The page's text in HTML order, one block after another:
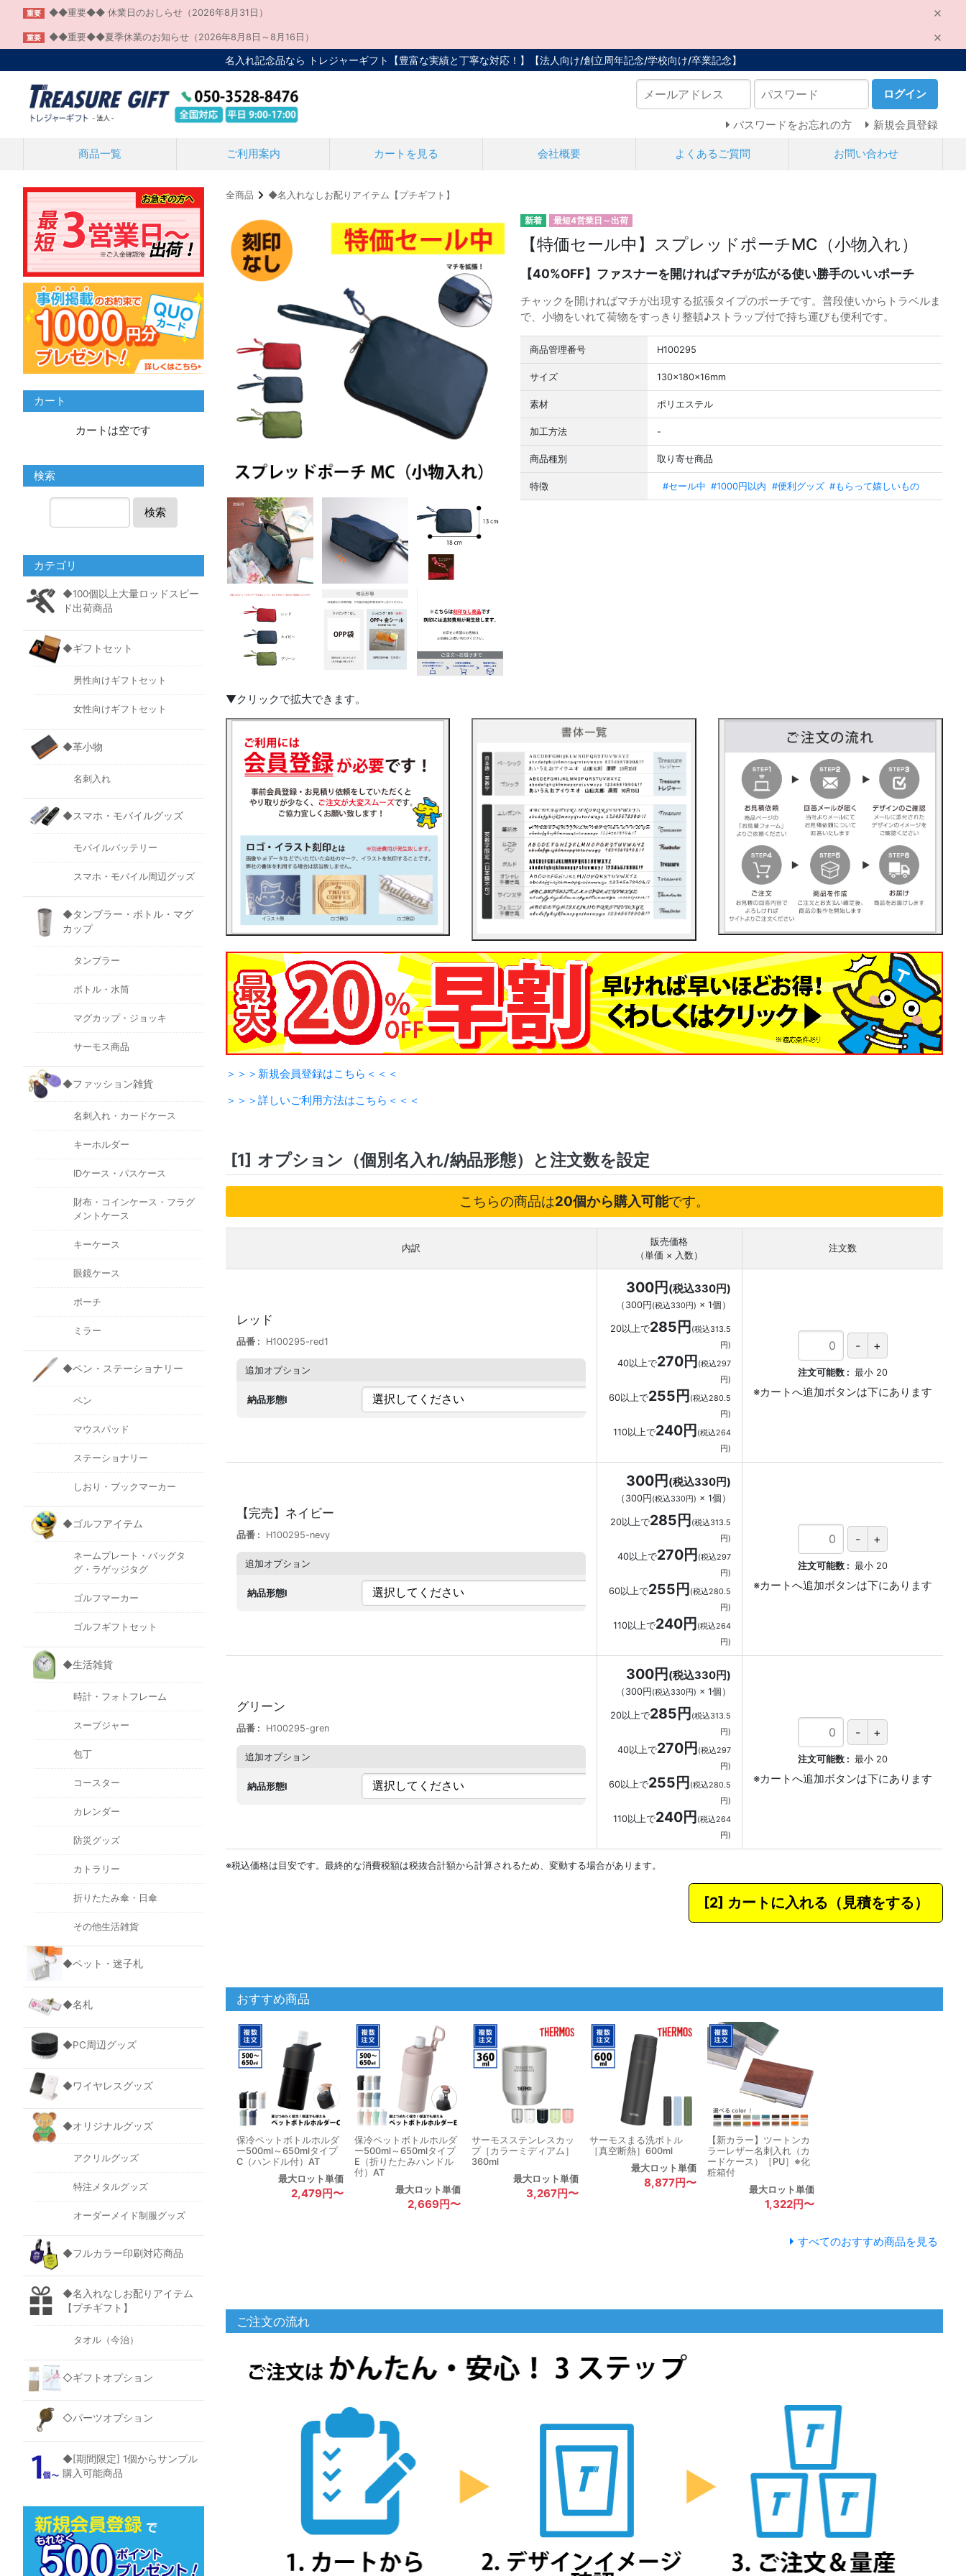
重要 ◆◆重要◆◆ 休業日のおしらせ（2026年8月31日）
重要 ◆◆重要◆◆夏季休業のお知らせ（2026年8月8日～8月16日）
名入れ記念品なら トレジャーギフト【豊富な実績と丁寧な対応！】 【法人向け/創立周年記念/学校向け/卒業記念】
ログイン
パスワードをお忘れの方 新規会員登録
商品一覧 ご利用案内 カートを見る 会社概要 よくあるご質問 お問い合わせ
全商品 ◆名入れなしお配りアイテム【プチギフト】
最短4営業日～出荷
【特価セール中】スプレッドポーチMC（小物入れ）
【40%OFF】ファスナーを開ければマチが広がる使い勝手のいいポーチ
チャックを開ければマチが出現する拡張タイプのポーチです。普段使いからトラベルま
で、小物をいれて荷物をすっきり整頓♪ストラップ付で持ち運びも便利です。
商品管理番号 H100295
サイズ 130×180×16mm
素材 ポリエステル
加工方法 -
商品種別 取り寄せ商品
特徴 #セール中 #1000円以内 #便利グッズ #もらって嬉しいもの
▼クリックで拡大できます。
＞＞＞新規会員登録はこちら＜＜＜
＞＞＞詳しいご利用方法はこちら＜＜＜
[1] オプション（個別名入れ/納品形態）と注文数を設定
こちらの商品は20個から購入可能です。
内訳
販売価格
（単価 × 入数）
注文数
レッド
品番 H100295-red1
追加オプション
納品形態I
300円 (税込330円)
（ 300円 (税込330円) × 1個 ）
20以上で285円 (税込313.5
円)
40以上で270円 (税込297
円)
60以上で255円 (税込280.5
円)
110以上で240円 (税込264
円)
注文可能数 最小 20
【完売】ネイビー
品番 H100295-nevy
追加オプション
納品形態I
300円 (税込330円)
（ 300円 (税込330円) × 1個 ）
20以上で285円 (税込313.5
円)
40以上で270円 (税込297
円)
60以上で255円 (税込280.5
円)
110以上で240円 (税込264
円)
注文可能数 最小 20
グリーン
品番 H100295-gren
追加オプション
納品形態I
300円 (税込330円)
（ 300円 (税込330円) × 1個 ）
20以上で285円 (税込313.5
円)
40以上で270円 (税込297
円)
60以上で255円 (税込280.5
円)
110以上で240円 (税込264
円)
注文可能数 最小 20
※税込価格は目安です。最終的な消費税額は税抜合計額から計算されるため、変動する場合があります。
カートに入れる
おすすめ商品
保冷ペットボトルホルダ
ー500ml～650mlタイプ
C（ハンドル付）AT
最大ロット単価
2,479円〜
保冷ペットボトルホルダ
ー500ml～650mlタイプ
E（折りたたみハンドル
付）AT
最大ロット単価
2,669円〜
サーモスステンレスカッ
プ［カラーミディアム］
360ml
最大ロット単価
3,267円〜
サーモスまる洗ボトル
［真空断熱］600ml
最大ロット単価
8,877円〜
【新カラー】ツートンカ
ラーレザー名刺入れ（カ
ードケース）［PU］※化
粧箱付
最大ロット単価
1,322円〜
すべてのおすすめ商品を見る
ご注文の流れ
カート
カートは空です
検索
検索
カテゴリ
◆100個以上大量ロッドスピー
ド出荷商品
◆ギフトセット
男性向けギフトセット
女性向けギフトセット
◆革小物
名刺入れ
◆スマホ・モバイルグッズ
モバイルバッテリー
スマホ・モバイル周辺グッズ
◆タンブラー・ボトル・マグ
カップ
タンブラー
ボトル・水筒
マグカップ・ジョッキ
サーモス商品
◆ファッション雑貨
名刺入れ・カードケース
キーホルダー
IDケース・パスケース
財布・コインケース・フラグ
メントケース
キーケース
眼鏡ケース
ポーチ
ミラー
◆ペン・ステーショナリー
ペン
マウスパッド
ステーショナリー
しおり・ブックマーカー
◆ゴルフアイテム
ネームプレート・バッグタ
グ・ラゲッジタグ
ゴルフマーカー
ゴルフギフトセット
◆生活雑貨
時計・フォトフレーム
スープジャー
包丁
コースター
カレンダー
防災グッズ
カトラリー
折りたたみ傘・日傘
その他生活雑貨
◆ペット・迷子札
◆名札
◆PC周辺グッズ
◆ワイヤレスグッズ
◆オリジナルグッズ
アクリルグッズ
特注メタルグッズ
オーダーメイド制服グッズ
◆フルカラー印刷対応商品
◆名入れなしお配りアイテム
【プチギフト】
タオル（今治）
◇ギフトオプション
◇パーツオプション
◆[期間限定] 1個からサンプル
購入可能商品